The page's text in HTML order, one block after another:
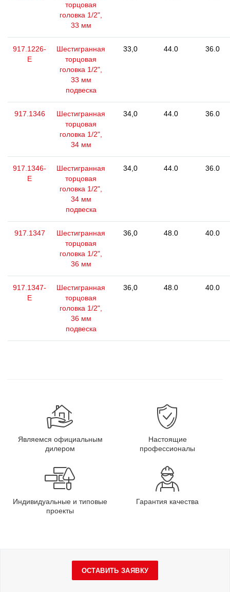
торцовая
головка 1/2",
33 мм
917.1226-
E
Шестигранная
торцовая
головка 1/2",
33 мм
подвеска
33,0 44.0 36.0
917.1346
Шестигранная
торцовая
головка 1/2",
34 мм
34,0 44.0 36.0
917.1346-
E
Шестигранная
торцовая
головка 1/2",
34 мм
подвеска
34,0 44.0 36.0
917.1347
Шестигранная
торцовая
головка 1/2",
36 мм
36,0 48.0 40.0
917.1347-
E
Шестигранная
торцовая
головка 1/2",
36 мм
подвеска
36,0 48.0 40.0
Являемся официальным
дилером
Настоящие
профессионалы
Индивидуальные и типовые
проекты
Гарантия качества
ОСТАВИТЬ ЗАЯВКУ